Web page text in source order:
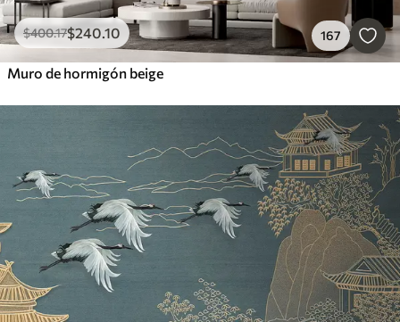
$400.17$240.10 167
Muro de hormigón beige